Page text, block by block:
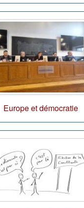
Europe et démocratie